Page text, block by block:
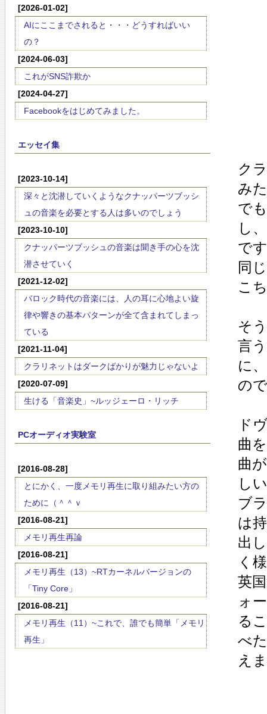
[2026-01-02]
AIにここまでされると・・・どうすればいい
の？
[2024-06-03]
これがSNS詐欺か
[2024-04-27]
Facebookをはじめてみました。
エッセイ集
[2023-10-14]
深々と沈潜していくようなクナッパーツブッシ
ュの音楽を必要とする人は多いのでしょう
[2023-10-10]
クナッパーツブッシュの音楽は聞き手の心を沈
潜させていく
[2021-12-02]
バロック時代の音楽には、人の耳に心地よい旋
律や響きの基本パターンが全て含まれてしまっ
ている
[2021-11-04]
クラリネットはダークばかりが魅力じゃないよ
[2020-07-09]
生ける「音楽史」~ルッジェーロ・リッチ
PCオーディオ実験室
[2016-08-28]
とにかく、一度メモリ再生に取り組みたい方の
ために（＾＾ｖ
[2016-08-21]
メモリ再生再論
[2016-08-21]
メモリ再生（13）~RTカーネルバージョンの
「Tiny Core」
[2016-08-21]
メモリ再生（11）~これで、誰でも簡単「メモリ
再生」
ク
み
で
し
で
同
こ
そ
言
に
の
ド
曲
曲
し
ブ
は
出
く
英
ォ
る
べ
え